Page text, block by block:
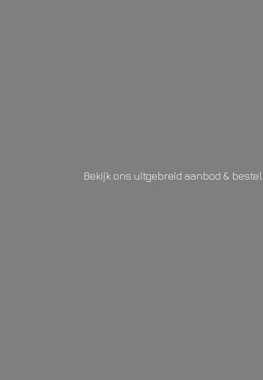
Bekijk ons uitgebreid aanbod & bestel